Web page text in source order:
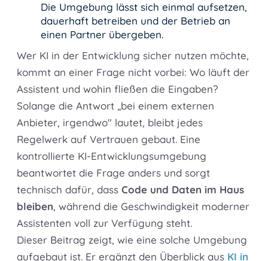
Die Umgebung lässt sich einmal aufsetzen,
dauerhaft betreiben und der Betrieb an
einen Partner übergeben.
Wer KI in der Entwicklung sicher nutzen möchte,
kommt an einer Frage nicht vorbei: Wo läuft der
Assistent und wohin fließen die Eingaben?
Solange die Antwort „bei einem externen
Anbieter, irgendwo" lautet, bleibt jedes
Regelwerk auf Vertrauen gebaut. Eine
kontrollierte KI-Entwicklungsumgebung
beantwortet die Frage anders und sorgt
technisch dafür, dass Code und Daten im Haus
bleiben, während die Geschwindigkeit moderner
Assistenten voll zur Verfügung steht.
Dieser Beitrag zeigt, wie eine solche Umgebung
aufgebaut ist. Er ergänzt den Überblick aus KI in